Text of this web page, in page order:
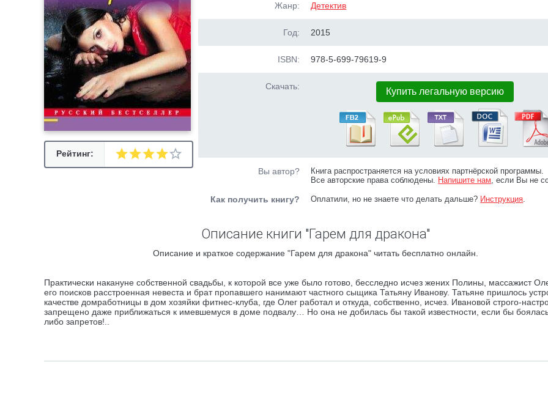
Рейтинг:
Жанр: Детектив
Год: 2015
ISBN: 978-5-699-79619-9
Скачать: Купить легальную версию
Вы автор?
Книга распространяется на условиях партнёрской программы.
Все авторские права соблюдены. Напишите нам, если Вы не
Как получить книгу? Оплатили, но не знаете что делать дальше? Инструкция.
Описание книги "Гарем для дракона"
Описание и краткое содержание "Гарем для дракона" читать бесплатно онлайн.
Практически накануне собственной свадьбы, к которой все уже было готово, бесследно исчез жених Полины, массажист
его поисков расстроенная невеста и брат пропавшего нанимают частного сыщика Татьяну Иванову. Татьяне пришлось
качестве домработницы в дом хозяйки фитнес-клуба, где Олег работал и откуда, собственно, исчез. Ивановой строго-
запрещено даже приближаться к имевшемуся в доме подвалу… Но она не добилась бы такой известности, если бы
либо запретов!..